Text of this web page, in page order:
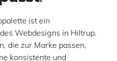
ist ein
Webdesigns in Hiltrup.
die zur Marke passen,
konsistente und